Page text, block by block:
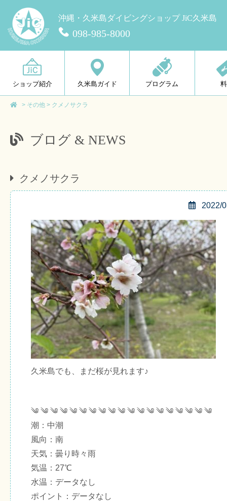
沖縄・久米島ダイビングショップ JiC久米島
098-985-8000
ショップ紹介 久米島ガイド プログラム
> その他 > クメノサクラ
ブログ & NEWS
クメノサクラ
2022/
久米島でも、まだ桜が見れます♪
༄ ༄ ༄ ༄ ༄ ༄ ༄ ༄ ༄ ༄ ༄ ༄ ༄ ༄ ༄ ༄ ༄ ༄ ༄
潮：中潮
風向：南
天気：曇り時々雨
気温：27℃
水温：データなし
ポイント：データなし